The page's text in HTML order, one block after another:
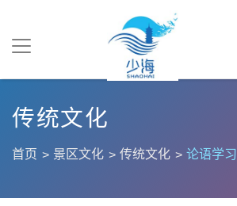
传统文化
首页 景区文化 传统文化 论语学习